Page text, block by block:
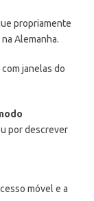
propriamente
Alemanha.
janelas do
por descrever
móvel e a